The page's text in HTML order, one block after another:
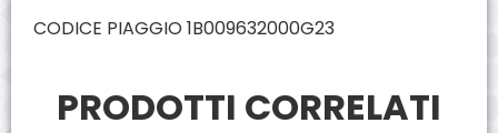
CODICE PIAGGIO 1B009632000G23
PRODOTTI CORRELATI